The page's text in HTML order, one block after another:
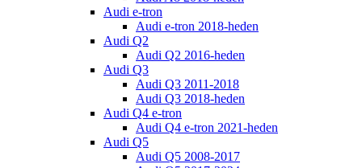
Audi e-tron
Audi e-tron 2018-heden
Audi Q2
Audi Q2 2016-heden
Audi Q3
Audi Q3 2011-2018
Audi Q3 2018-heden
Audi Q4 e-tron
Audi Q4 e-tron 2021-heden
Audi Q5
Audi Q5 2008-2017